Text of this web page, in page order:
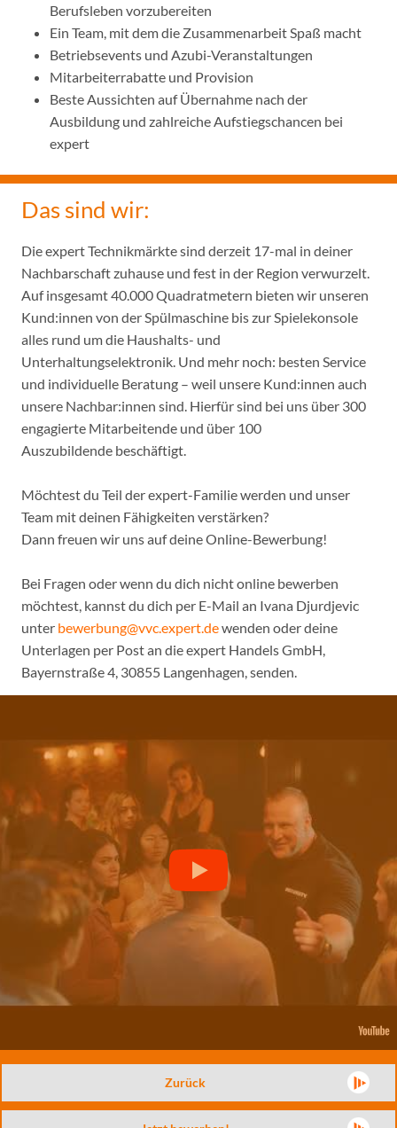
Berufsleben vorzubereiten
Ein Team, mit dem die Zusammenarbeit Spaß macht
Betriebsevents und Azubi-Veranstaltungen
Mitarbeiterrabatte und Provision
Beste Aussichten auf Übernahme nach der
Ausbildung und zahlreiche Aufstiegschancen bei
expert
Das sind wir:
Die expert Technikmärkte sind derzeit 17-mal in deiner
Nachbarschaft zuhause und fest in der Region verwurzelt.
Auf insgesamt 40.000 Quadratmetern bieten wir unseren
Kund:innen von der Spülmaschine bis zur Spielekonsole
alles rund um die Haushalts- und
Unterhaltungselektronik. Und mehr noch: besten Service
und individuelle Beratung – weil unsere Kund:innen auch
unsere Nachbar:innen sind. Hierfür sind bei uns über 300
engagierte Mitarbeitende und über 100
Auszubildende beschäftigt.
Möchtest du Teil der expert-Familie werden und unser
Team mit deinen Fähigkeiten verstärken?
Dann freuen wir uns auf deine Online-Bewerbung!
Bei Fragen oder wenn du dich nicht online bewerben
möchtest, kannst du dich per E-Mail an Ivana Djurdjevic
unter bewerbung@vvc.expert.dewenden oder deine
Unterlagen per Post an die expert Handels GmbH,
Bayernstraße 4, 30855 Langenhagen, senden.
Zurück